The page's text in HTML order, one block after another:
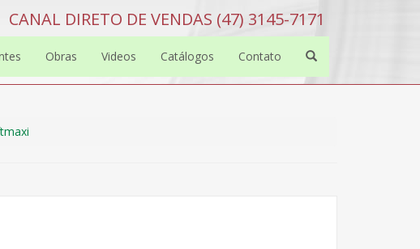
CANAL DIRETO DE VENDAS (47) 3145-7171
Obras Videos Catálogos Contato